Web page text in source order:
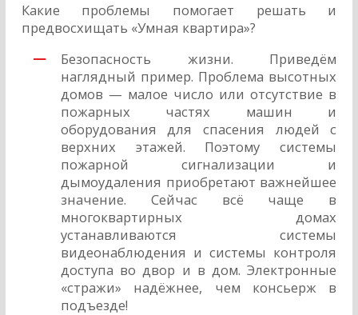
Какие проблемы помогает решать и
предвосхищать «Умная квартира»?
Безопасность жизни. Приведём
наглядный пример. Проблема высотных
домов — малое число или отсутствие в
пожарных частях машин и
оборудования для спасения людей с
верхних этажей. Поэтому системы
пожарной сигнализации и
дымоудаления приобретают важнейшее
значение. Сейчас всё чаще в
многоквартирных домах
устанавливаются системы
видеонаблюдения и системы контроля
доступа во двор и в дом. Электронные
«стражи» надёжнее, чем консьерж в
подъезде!